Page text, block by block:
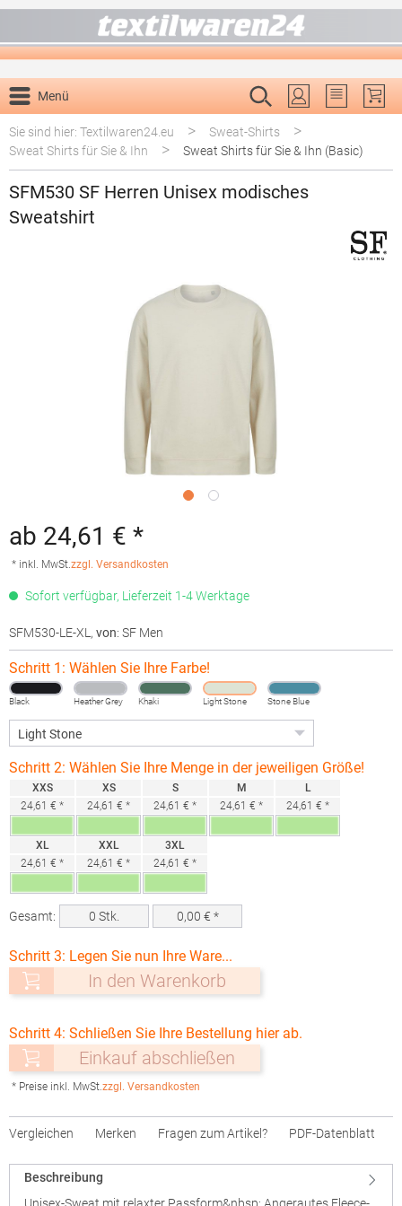
Menü
Du hast 0
Sie sind hier: Textilwaren24.eu
> Sweat-Shirts >
Sweat Shirts für Sie & Ihn > Sweat Shirts für Sie & Ihn (Basic)
SFM530 SF Herren Unisex modisches
Sweatshirt
ab 24,61 € *
* inkl. MwSt.zzgl. Versandkosten
Sofort verfügbar, Lieferzeit 1-4 Werktage
SFM530-LE-XL , von: SF Men
Schritt 1: Wählen Sie Ihre Farbe!
Black Heather Grey Khaki Light Stone Stone Blue
Schritt 2: Wählen Sie Ihre Menge in der jeweiligen Größe!
XXS
24,61 € *
XS
24,61 € *
S
24,61 € *
M
24,61 € *
L
24,61 € *
XL
24,61 € *
XXL
24,61 € *
3XL
24,61 € *
Gesamt: 0 Stk. 0,00 € *
Schritt 3: Legen Sie nun Ihre Ware...
In den Warenkorb
Schritt 4: Schließen Sie Ihre Bestellung hier ab.
Einkauf abschließen
* Preise inkl. MwSt.zzgl. Versandkosten
Vergleichen Merken Fragen zum Artikel? PDF-Datenblatt
Beschreibung